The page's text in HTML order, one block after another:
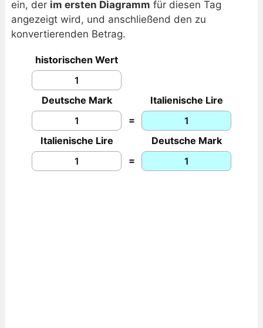
ein, der im ersten Diagramm für diesen Tag
angezeigt wird, und anschließend den zu
konvertierenden Betrag.
historischen Wert
Deutsche Mark
Italienische Lire
=
Italienische Lire
Deutsche Mark
=